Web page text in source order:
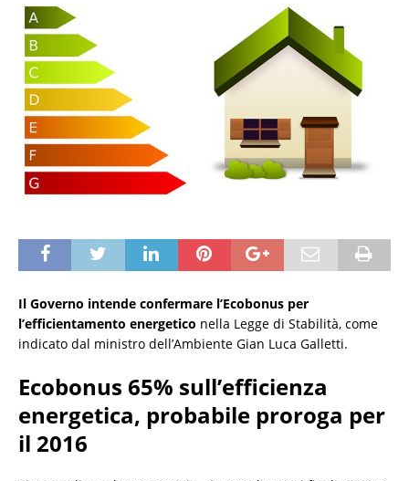
Il Governo intende confermare l’Ecobonus per
l’efficientamento energetico nella Legge di Stabilità, come
indicato dal ministro dell’Ambiente Gian Luca Galletti.
Ecobonus 65% sull’efficienza
energetica, probabile proroga per
il 2016